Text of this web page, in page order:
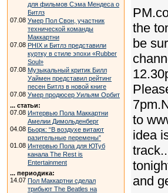
для фильмов Сэма Мендеса о
Битлз
07.08 Умер Пол Свон, участник
технической команды
Маккартни
07.08 PHIX и Битлз представили
куртку в стиле эпохи «Rubber
Soul»
07.08 Музыкальный критик Билл
Уаймен представил рейтинг
песен Битлз в новой книге
07.08 Умер продюсер Уильям Орбит
... статьи:
07.08 Интервью Пола Маккартни
Амелии Димольденберг
04.08 Бьорк: “В воздухе витают
разительные перемены”
01.08 Интервью Пола для ЮТуб
канала The Rest is
Entertainment
... периодика:
14.07 Пол Маккартни сделал
трибьют The Beatles на
the
be
to
idea
and